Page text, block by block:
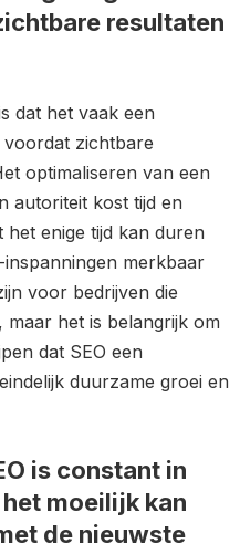
resultaten
dat het vaak een
voordat zichtbare
optimaliseren van een
autoriteit kost tijd en
enige tijd kan duren
merkbaar
voor bedrijven die
het is belangrijk om
dat SEO een
duurzame groei en
is constant in
moeilijk kan
de nieuwste